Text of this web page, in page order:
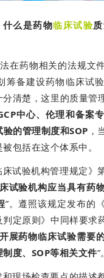
么是药物临床试验
在药物相关的法规文
筹备建设药物临床试
清楚，这里的质量管
中心、伦理和备案
的管理制度和SOP ，
被包括在这个体系中。
试验机构管理规定》
试验机构应当具有药
”。遵照该规定发布的
定原则》中同样要求
展药物临床试验需要
度、SOP等相关文件”。